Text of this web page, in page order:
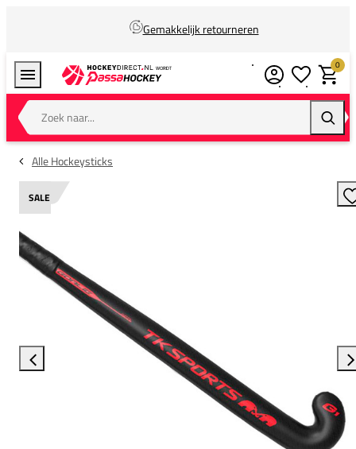
Gemakkelijk retourneren
Zoek naar...
0
Alle Hockeysticks
SALE